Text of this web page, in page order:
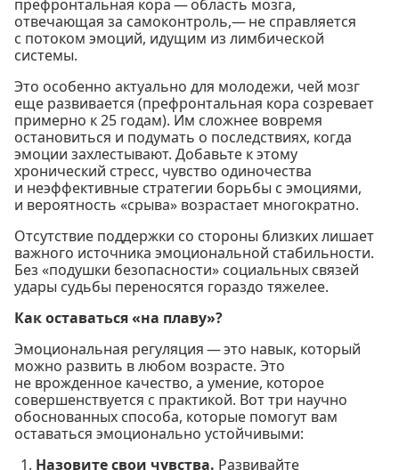
префронтальная кора — область мозга,
отвечающая за самоконтроль,— не справляется
с потоком эмоций, идущим из лимбической
системы.
Это особенно актуально для молодежи, чей мозг
еще развивается (префронтальная кора созревает
примерно к 25 годам). Им сложнее вовремя
остановиться и подумать о последствиях, когда
эмоции захлестывают. Добавьте к этому
хронический стресс, чувство одиночества
и неэффективные стратегии борьбы с эмоциями,
и вероятность «срыва» возрастает многократно.
Отсутствие поддержки со стороны близких лишает
важного источника эмоциональной стабильности.
Без «подушки безопасности» социальных связей
удары судьбы переносятся гораздо тяжелее.
Как оставаться «на плаву»?
Эмоциональная регуляция — это навык, который
можно развить в любом возрасте. Это
не врожденное качество, а умение, которое
совершенствуется с практикой. Вот три научно
обоснованных способа, которые помогут вам
оставаться эмоционально устойчивыми:
Назовите свои чувства. Развивайте